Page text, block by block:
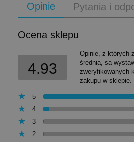
Opinie Pytania i
Ocena sklepu
4.93
Opinie, z których
średnia, są
zweryfikowanych
zakupu w sklepie.
5
4
3
2